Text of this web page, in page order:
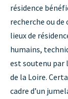
résidence
recherche ou
lieux de
humains,
est soutenu par
de la Loire.
cadre d’un